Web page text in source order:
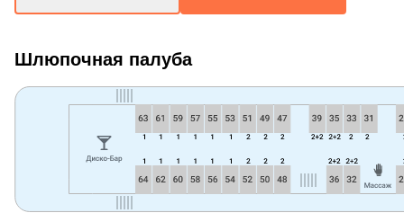
Шлюпочная палуба